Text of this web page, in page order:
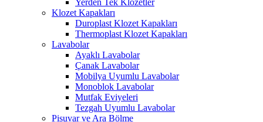
Yerden Tek Klozetler
Klozet Kapakları
Duroplast Klozet Kapakları
Thermoplast Klozet Kapakları
Lavabolar
Ayaklı Lavabolar
Çanak Lavabolar
Mobilya Uyumlu Lavabolar
Monoblok Lavabolar
Mutfak Eviyeleri
Tezgah Uyumlu Lavabolar
Pisuvar ve Ara Bölme